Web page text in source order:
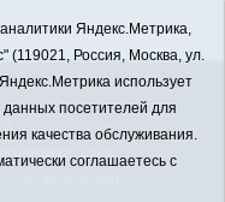
округа, 2026
издательский
Яндекс.Метрика,
Россия, Москва, ул.
использует
посетителей для
качества обслуживания.
соглашаетесь с